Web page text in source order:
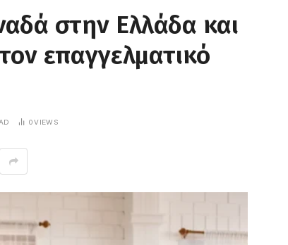
στην Ελλάδα και
επαγγελματικό
0VIEWS